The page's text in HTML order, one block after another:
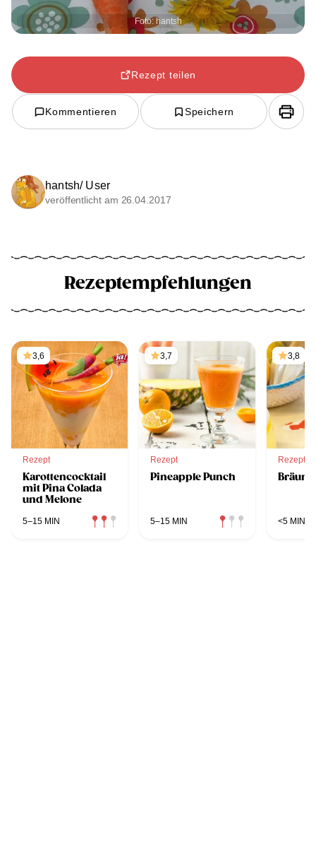
Foto: hantsh
Rezept teilen
Kommentieren Speichern
hantsh/ User
veröffentlicht am 26.04.2017
Rezeptempfehlungen
3,6
Rezept
Karottencocktail
mit Pina Colada
und Melone
5–15 MIN
3,7
Rezept
Pineapple Punch
5–15 MIN
3,8
Rezept
<5 MIN